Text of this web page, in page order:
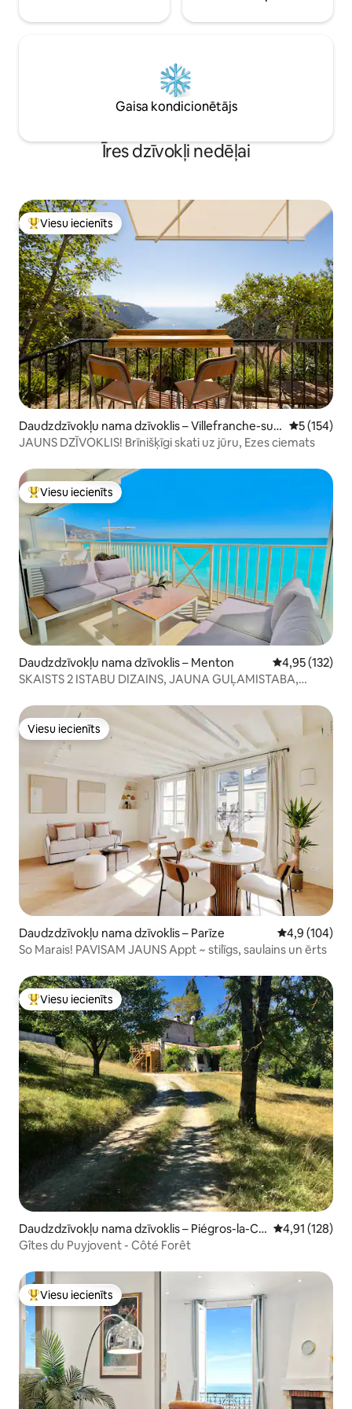
Gaisa kondicionētājs
Īres dzīvokļi nedēļai
Populārs viesu iecienīts mājoklis
Viesu iecienīts
Daudzdzīvokļu nama dzīvoklis – Villefranche-sur-
Mer
Vidējais
5 (154)
JAUNS DZĪVOKLIS! Brīnišķīgi skati uz jūru, Ezes ciemats
Populārs viesu iecienīts mājoklis
Viesu iecienīts
Daudzdzīvokļu nama dzīvoklis – Menton Vidējais
4,95 (132)
SKAISTS 2 ISTABU DIZAINS, JAUNA GUĻAMISTABA,
Viesu iecienīts
Viesu iecienīts
Daudzdzīvokļu nama dzīvoklis – Parīze Vidējais
4,9 (104)
So Marais! PAVISAM JAUNS Appt ~ stilīgs, saulains un ērts
Populārs viesu iecienīts mājoklis
Viesu iecienīts
Daudzdzīvokļu nama dzīvoklis – Piégros-la-Cla
stre
Vidējais
4,91 (128)
Gîtes du Puyjovent - Côté Forêt
Populārs viesu iecienīts mājoklis
Viesu iecienīts